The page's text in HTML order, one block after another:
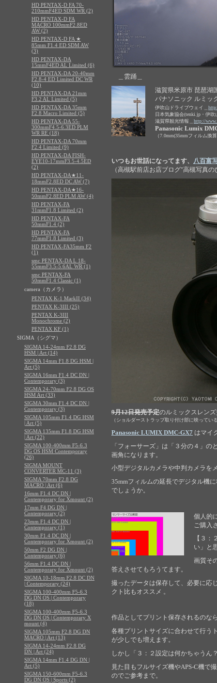
＿雲踊＿
滋賀県米原市 琵琶湖
パナソニック ルミッ
伊吹山ドライブウェイ＿
日本気象協会(tenki.jp・伊吹
滋賀県観光情報＿ http://
Panasonic Lumix
（7.0mm(35mmフィルム換
いつもお世話になってます、
八百富
（高槻駅前店お店ブログ"高槻写真
9月12日発売予定のルミックスレン
（ショルダーストラップ取り付け部に映って
Panasonic LUMIX DMC-GX7 はマイ
「フォーサーズ」は「３分の４」
画角になります。
小型デジタルカメラや中判カメラを
35mmフィルムの延長でデジタル機
でしょうか。
個人的
ご購入
【３
い」と
画質そ
答えさせてもろうてます。
撮ったデータは保存して、必要に応
クト比もオススメ 。
作品としてプリント保存されるのな
各種プリントサイズに合わせて行う
が少しでも増えます。
しかし「３：２設定は何かちゃうん
見た目もフルサイズ機やAPS-C機で
のでご参考まで。
HD PENTAX-D FA 70-
210mmF4ED SDM WR (2)
HD PENTAX-D FA
MACRO 100mmF2.8ED
AW (2)
HD PENTAX-D FA ★
85mm F1.4 ED SDM AW
(3)
HD PENTAX-DA
15mmF4ED AL Limited (6)
HD PENTAX-DA 20-40mm
F2.8-4 ED Limited DC WR
(10)
HD PENTAX-DA 21mm
F3.2 AL Limited (5)
HD PENTAX-DA 35mm
F2.8 Macro Limited (5)
HD PENTAX-DA 55-
300mmF4.5-6.3ED PLM
WR RE (18)
HD PENTAX-DA 70mm
F2.4 Limited (9)
HD PENTAX-DA FISH-
EYE10-17mmF3.5-4.5ED
(2)
HD PENTAX-DA★11-
18mmF2.8ED DC AW (7)
HD PENTAX-DA★16-
50mmF2.8ED PLM AW (4)
HD PENTAX-FA
31mmF1.8 Limited (2)
HD PENTAX-FA
50mmF1.4 (2)
HD PENTAX-FA
77mmF1.8 Limited (3)
HD PENTAX-FA35mm F2
(1)
smc PENTAX-DA L 18-
55mmF3.5-5.6AL WR (1)
smc PENTAX-FA
50mmF1.4 Classic (1)
camera（カメラ）
PENTAX K-1 MarkII (34)
PENTAX K-3III (25)
PENTAX K-3III
Monochrome (2)
PENTAX KF (1)
SIGMA（シグマ）
SIGMA 14-24mm F2.8 DG
HSM | Art (14)
SIGMA 14mm F1.8 DG HSM |
Art (5)
SIGMA 16mm F1.4 DC DN |
Contemporary (3)
SIGMA 24-70mm F2.8 DG OS
HSM Art (33)
SIGMA 30mm F1.4 DC DN |
Contemporary (3)
SIGMA 105mm F1.4 DG HSM
| Art (5)
SIGMA 135mm F1.8 DG HSM
| Art (22)
SIGMA 100-400mm F5-6.3
DG OS HSM Contemporary
(26)
SIGMA MOUNT
CONVERTER MC-11 (3)
SIGMA 70mm F2.8 DG
MACRO | Art (6)
16mm F1.4 DC DN |
Contemporary for Xmount (2)
17mm F4 DG DN |
Contemporary (2)
23mm F1.4 DC DN |
Contemporary (1)
30mm F1.4 DC DN |
Contemporary for Xmount (2)
50mm F2 DG DN |
Contemporary (6)
56mm F1.4 DC DN |
Contemporary for Xmount (2)
SIGMA 10-18mm F2.8 DC DN
| Contemporary (24)
SIGMA 100-400mm F5-6.3
DG DN OS | Contemporary
(18)
SIGMA 100-400mm F5-6.3
DG DN OS | Contemporary X
mount (4)
SIGMA 105mm F2.8 DG DN
MACRO | Art (13)
SIGMA 14-24mm F2.8 DG
DN | Art (24)
SIGMA 14mm F1.4 DG DN |
Art (5)
SIGMA 150-600mm F5-6.3
DG DN OS | Sports (2)